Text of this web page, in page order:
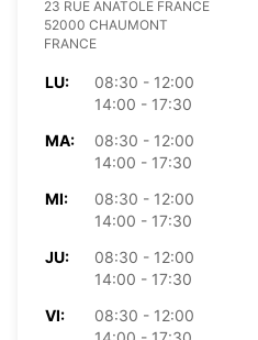
23 RUE ANATOLE FRANCE
52000 CHAUMONT
FRANCE
LU:
08:30 - 12:00
14:00 - 17:30
MA:
08:30 - 12:00
14:00 - 17:30
MI:
08:30 - 12:00
14:00 - 17:30
JU:
08:30 - 12:00
14:00 - 17:30
VI:
08:30 - 12:00